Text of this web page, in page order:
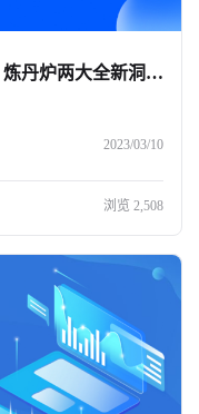
突破行业限制，趋势探索更自由！炼丹炉两大全新洞察模块重磅上线-杭州知衣科技
2023/03/10
浏览 2,508